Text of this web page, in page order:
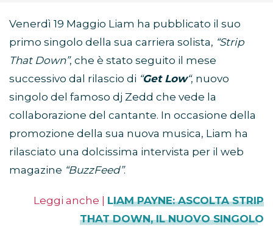
Venerdì 19 Maggio Liam ha pubblicato il suo
primo singolo della sua carriera solista, “Strip
That Down”, che è stato seguito il mese
successivo dal rilascio di “Get Low“, nuovo
singolo del famoso dj Zedd che vede la
collaborazione del cantante. In occasione della
promozione della sua nuova musica, Liam ha
rilasciato una dolcissima intervista per il web
magazine “BuzzFeed”.
Leggi anche |
LIAM PAYNE: ASCOLTA STRIP
THAT DOWN, IL NUOVO SINGOLO